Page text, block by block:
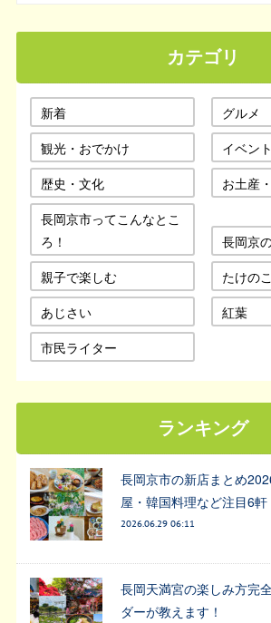
カテゴリ
新着
グルメ
観光・おでかけ
イベント
歴史・文化
お土産
長岡京市ってこんなとこ
ろ！
長岡京
親子で楽しむ
たけのこ
あじさい
紅葉
市民ライター
ランキング
長岡京市の新店まとめ
屋・韓国料理など注目6軒
2026.06.29 06:11
長岡天満宮の楽しみ方完
ダーが教えます！